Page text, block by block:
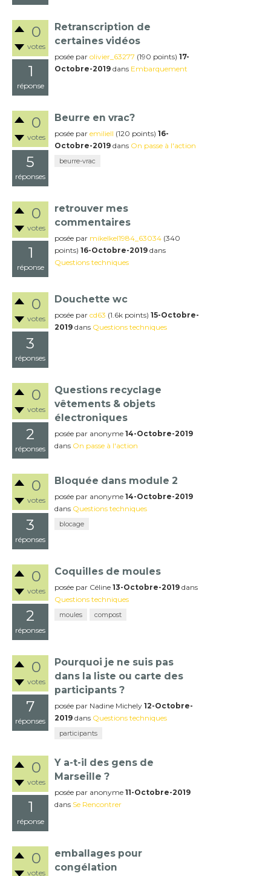
0
votes
1
réponse
Retranscription de
certaines vidéos
posée par olivier_63277 (190 points) 17-
Octobre-2019 dans Embarquement
0
votes
5
réponses
Beurre en vrac?
posée par emiliell (120 points) 16-
Octobre-2019 dans On passe à l'action
beurre-vrac
0
votes
1
réponse
retrouver mes
commentaires
posée par mikelkel1984_63034 (340
points) 16-Octobre-2019 dans
Questions techniques
0
votes
3
réponses
Douchette wc
posée par cd63 (1.6k points) 15-Octobre-
2019 dans Questions techniques
0
votes
2
réponses
Questions recyclage
vêtements & objets
électroniques
posée par anonyme 14-Octobre-2019
dans On passe à l'action
0
votes
3
réponses
Bloquée dans module 2
posée par anonyme 14-Octobre-2019
dans Questions techniques
blocage
0
votes
2
réponses
Coquilles de moules
posée par Céline 13-Octobre-2019 dans
Questions techniques
moules compost
0
votes
7
réponses
Pourquoi je ne suis pas
dans la liste ou carte des
participants ?
posée par Nadine Michely 12-Octobre-
2019 dans Questions techniques
participants
0
votes
1
réponse
Y a-t-il des gens de
Marseille ?
posée par anonyme 11-Octobre-2019
dans Se Rencontrer
0
votes
emballages pour
congélation